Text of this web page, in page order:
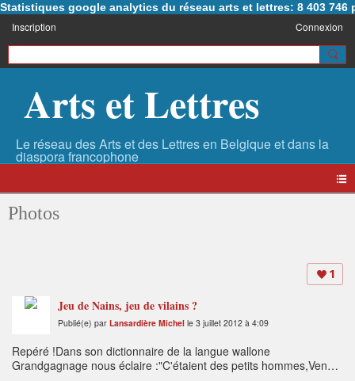
Statistiques google analytics du réseau arts et lettres: 8 403 746
Inscription Connexion
Arts et Lettres
Photos
1
Jeu de Nains, jeu de vilains ?
Publié(e) par Lansardière Michel le 3 juillet 2012 à 4:09
Repéré !Dans son dictionnaire de la langue wallone
Grandgagnage nous éclaire :"C'étaient des petits hommes,Venus